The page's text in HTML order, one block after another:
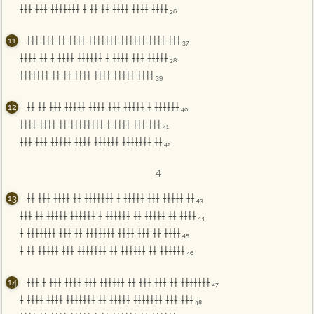
††† ††† ††††††† † †† †† †††† †††† †††† 36
††† ††† †† †††† ††††††† †††††† †††† ††† 37
†††† †† † †††† †††††† † †††† ††† ††††† 38
††††††† †† †† †††† †††† ††††† †††† 39
†† †† ††† ††††† †††† ††† ††††† † †††††† 40
†††† †††† †† †††††††† † †††† ††† ††† 41
††† ††† ††††† †††† †††††† ††††††† †† 42
4
†† ††† †††† †† ††††††† † ††††† ††† ††††† †† 43
††† †† ††††† †††††† † †††††† †† ††††† †† †††† 44
† ††††††† ††† †† ††††††† †††† ††† †† †††† 45
† †† ††††† ††† ††††††† †† †††††† †† †††††† 46
††† † ††† †††† ††† †††††† †† ††† ††† †† ††††††† 47
† †††† †††† ††††††† †† ††††† ††††††† ††† ††† 48